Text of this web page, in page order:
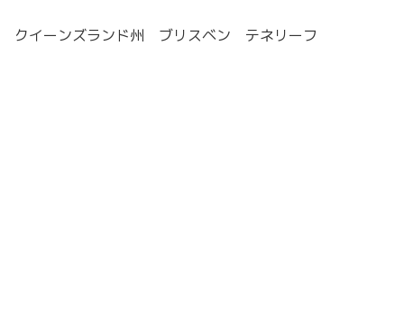
クイーンズランド州 ブリスベン テネリーフ